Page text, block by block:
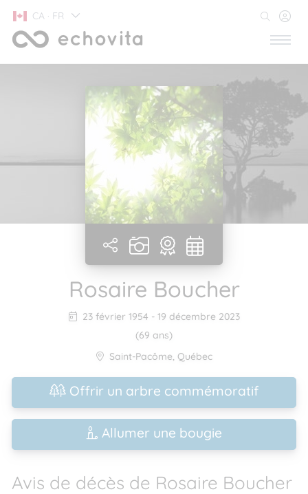
CA · FR
Rosaire Boucher
23 février 1954 - 19 décembre 2023
(69 ans)
Saint-Pacôme, Québec
Offrir un arbre commémoratif
Allumer une bougie
Avis de décès de Rosaire Boucher